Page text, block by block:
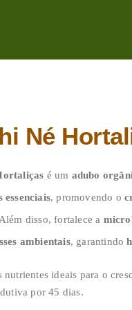
Né
é um adubo
, promovendo o
disso, fortalece a
ambientais, garantindo
nutrientes ideais para o
por 45 dias.